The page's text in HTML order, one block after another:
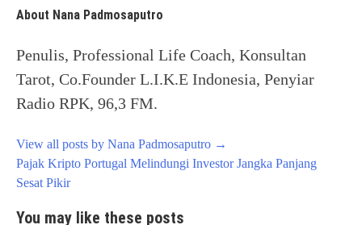
About Nana Padmosaputro
Penulis, Professional Life Coach, Konsultan
Tarot, Co.Founder L.I.K.E Indonesia, Penyiar
Radio RPK, 96,3 FM.
View all posts by Nana Padmosaputro →
Post
navigation
Pajak Kripto Portugal Melindungi Investor Jangka Panjang
Sesat Pikir
You may like these posts